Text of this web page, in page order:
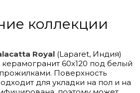
коллекции
Royal (Laparet, Индия)
60х120 под белый
Поверхность
для укладки на пол и на